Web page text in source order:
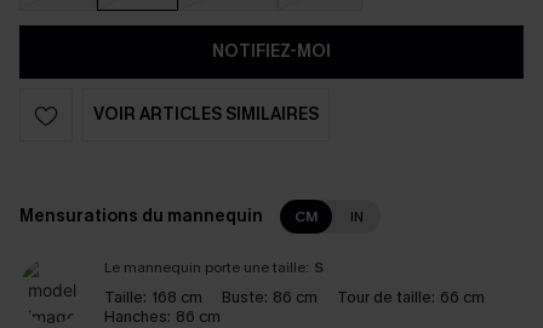
NOTIFIEZ-MOI
VOIR ARTICLES SIMILAIRES
Mensurations du mannequin CM IN
Le mannequin porte une taille: S
Taille: 168 cm Buste: 86 cm Tour de taille: 66 cm
Hanches: 86 cm